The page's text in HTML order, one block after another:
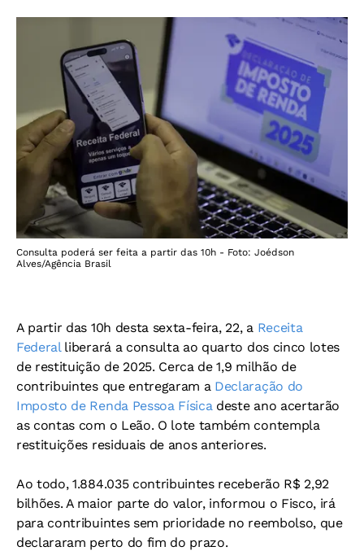
Consulta poderá ser feita a partir das 10h - Foto: Joédson
Alves/Agência Brasil
A partir das 10h desta sexta-feira, 22, a Receita
Federalliberará a consulta ao quarto dos cinco lotes
de restituição de 2025. Cerca de 1,9 milhão de
contribuintes que entregaram a Declaração do
Imposto de Renda Pessoa Físicadeste ano acertarão
as contas com o Leão. O lote também contempla
restituições residuais de anos anteriores.
Ao todo, 1.884.035 contribuintes receberão R$ 2,92
bilhões. A maior parte do valor, informou o Fisco, irá
para contribuintes sem prioridade no reembolso, que
declararam perto do fim do prazo.